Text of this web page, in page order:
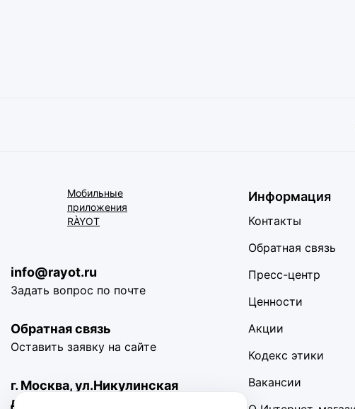
Мобильные
приложения
RÀYOT
info@rayot.ru
Задать вопрос по почте
Обратная связь
Оставить заявку на сайте
г. Москва, ул.Никулинская
д11 корп.4
Информация
Контакты
Обратная связь
Пресс-центр
Ценности
Акции
Кодекс этики
Вакансии